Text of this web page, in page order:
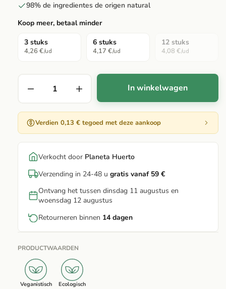
98% de ingredientes de origen natural
Koop meer, betaal minder
3 stuks
4,26 €/ud
6 stuks
4,17 €/ud
12 stuks
4,08 €/ud
In winkelwagen
Verdien 0,13 € tegoed met deze aankoop
Verkocht door Planeta Huerto
Verzending in 24-48 u gratis vanaf 59 €
Ontvang het tussen dinsdag 11 augustus en
woensdag 12 augustus
Retourneren binnen 14 dagen
PRODUCTWAARDEN
Veganistisch Ecologisch